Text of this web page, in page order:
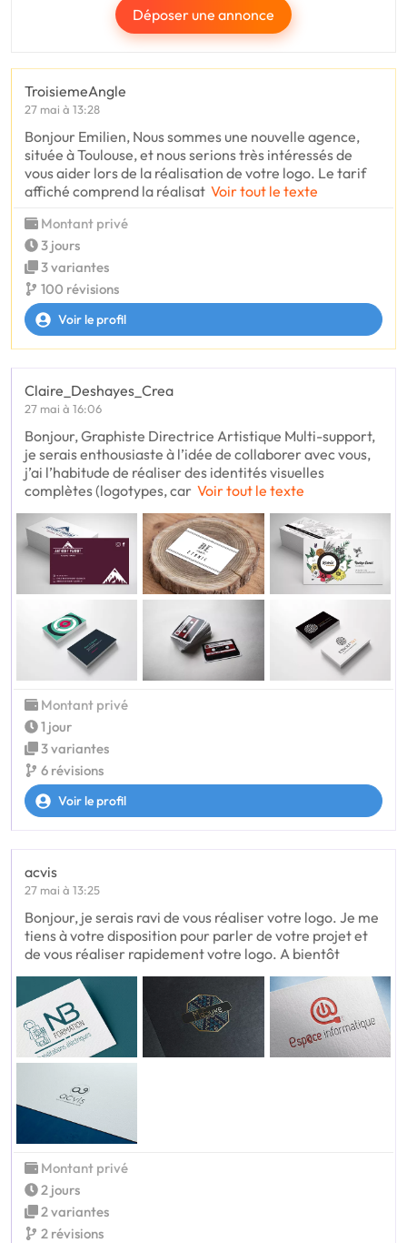
Déposer une annonce
TroisiemeAngle
27 mai à 13:28
Bonjour Emilien, Nous sommes une nouvelle agence,
située à Toulouse, et nous serions très intéressés de
vous aider lors de la réalisation de votre logo. Le tarif
affiché comprend la réalisat Voir tout le texte
Montant privé
3 jours
3 variantes
100 révisions
Voir le profil
Claire_Deshayes_Crea
27 mai à 16:06
Bonjour, Graphiste Directrice Artistique Multi-support,
je serais enthousiaste à l’idée de collaborer avec vous,
j’ai l’habitude de réaliser des identités visuelles
complètes (logotypes, car Voir tout le texte
Montant privé
1 jour
3 variantes
6 révisions
Voir le profil
acvis
27 mai à 13:25
Bonjour, je serais ravi de vous réaliser votre logo. Je me
tiens à votre disposition pour parler de votre projet et
de vous réaliser rapidement votre logo. A bientôt
Montant privé
2 jours
2 variantes
2 révisions